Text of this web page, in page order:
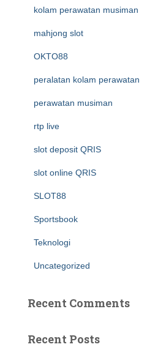
kolam perawatan musiman
mahjong slot
OKTO88
peralatan kolam perawatan
perawatan musiman
rtp live
slot deposit QRIS
slot online QRIS
SLOT88
Sportsbook
Teknologi
Uncategorized
Recent Comments
Recent Posts